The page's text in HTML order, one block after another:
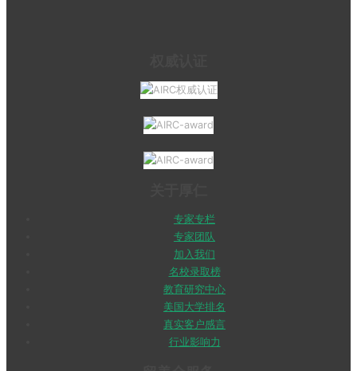
专家专栏
专家团队
加入我们
名校录取榜
教育研究中心
美国大学排名
真实客户感言
行业影响力